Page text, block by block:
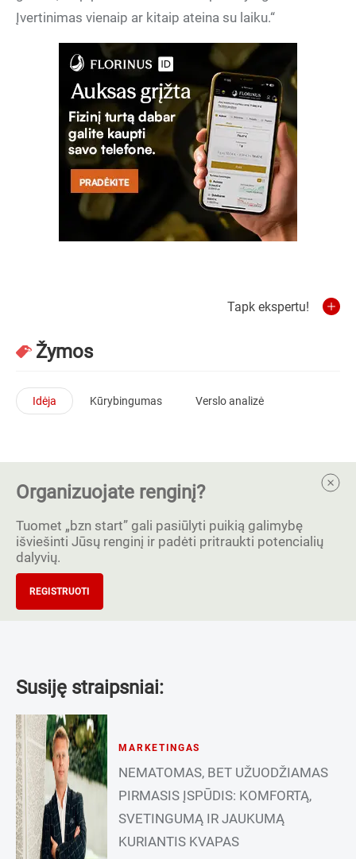
Įvertinimas vienaip ar kitaip ateina su laiku.“
Tapk ekspertu!
Žymos
Idėja Kūrybingumas Verslo analizė
Organizuojate renginį?
Tuomet „bzn start” gali pasiūlyti puikią galimybę
išviešinti Jūsų renginį ir padėti pritraukti potencialių
dalyvių.
REGISTRUOTI
Susiję straipsniai:
MARKETINGAS
NEMATOMAS, BET UŽUODŽIAMAS
PIRMASIS ĮSPŪDIS: KOMFORTĄ,
SVETINGUMĄ IR JAUKUMĄ
KURIANTIS KVAPAS